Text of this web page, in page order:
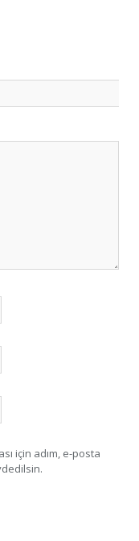
için adım, e-posta